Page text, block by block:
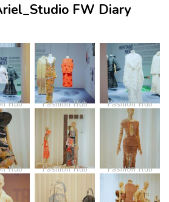
FW Diary
Hub Fashion Hub Fashion Hub
Hub Fashion Hub Fashion Hub